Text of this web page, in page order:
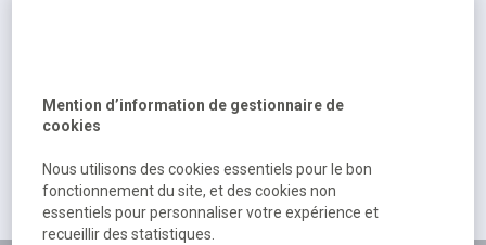
500
excuser pour la gêne occasionée.
Retour Retour à l'accueil
Mention d’information de gestionnaire de
cookies
Nous utilisons des cookies essentiels pour le bon
fonctionnement du site, et des cookies non
essentiels pour personnaliser votre expérience et
recueillir des statistiques.